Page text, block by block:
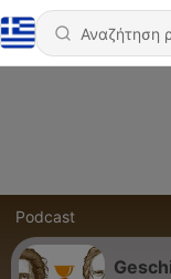
Podcast